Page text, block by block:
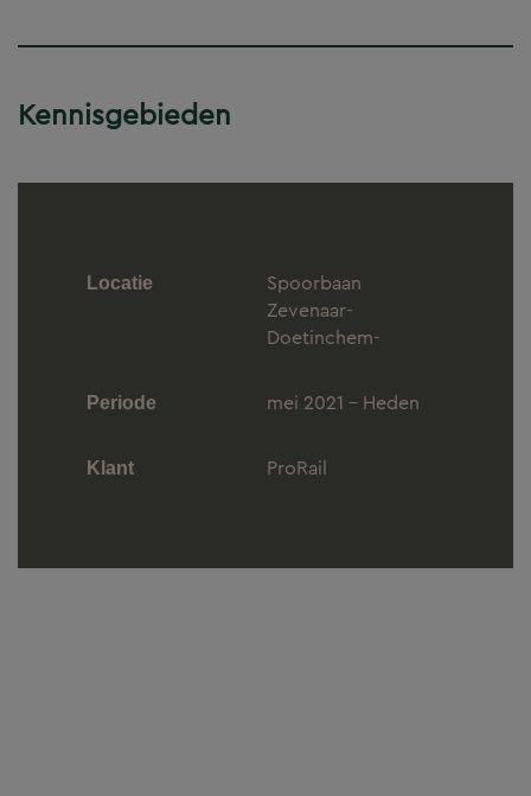
Kennisgebieden
Locatie
Spoorbaan
Zevenaar-
Doetinchem-
Periode mei 2021 - Heden
Klant ProRail